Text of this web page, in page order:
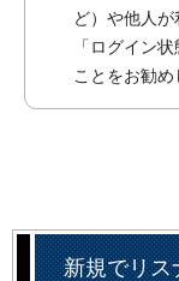
ど）や他人
「ログイン
ことをお勧め
新規でリス